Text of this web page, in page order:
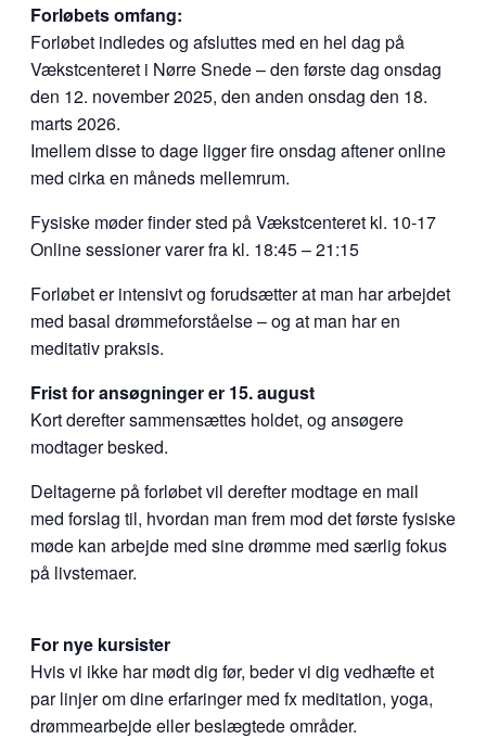
Forløbets omfang:
Forløbet indledes og afsluttes med en hel dag på
Vækstcenteret i Nørre Snede – den første dag onsdag
den 12. november 2025, den anden onsdag den 18.
marts 2026.
Imellem disse to dage ligger fire onsdag aftener online
med cirka en måneds mellemrum.
Fysiske møder finder sted på Vækstcenteret kl. 10-17
Online sessioner varer fra kl. 18:45 – 21:15
Forløbet er intensivt og forudsætter at man har arbejdet
med basal drømmeforståelse – og at man har en
meditativ praksis.
Frist for ansøgninger er 15. august
Kort derefter sammensættes holdet, og ansøgere
modtager besked.
Deltagerne på forløbet vil derefter modtage en mail
med forslag til, hvordan man frem mod det første fysiske
møde kan arbejde med sine drømme med særlig fokus
på livstemaer.
For nye kursister
Hvis vi ikke har mødt dig før, beder vi dig vedhæfte et
par linjer om dine erfaringer med fx meditation, yoga,
drømmearbejde eller beslægtede områder.